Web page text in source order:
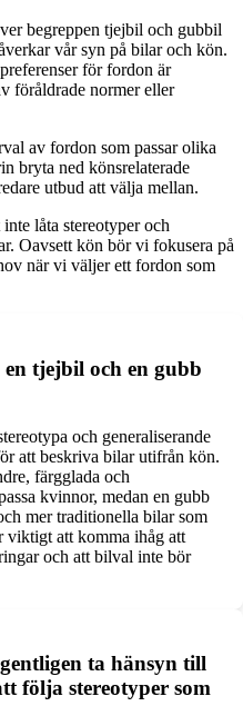
begreppen tjejbil och gubbil
vår syn på bilar och kön.
för fordon är
föråldrade normer eller
av fordon som passar olika
bryta ned könsrelaterade
utbud att välja mellan.
låta stereotyper och
Oavsett kön bör vi fokusera på
när vi väljer ett fordon som
tjejbil och en gubb
och generaliserande
att beskriva bilar utifrån kön.
färgglada och
kvinnor, medan en gubb
mer traditionella bilar som
viktigt att komma ihåg att
och att bilval inte bör
ta hänsyn till
följa stereotyper som